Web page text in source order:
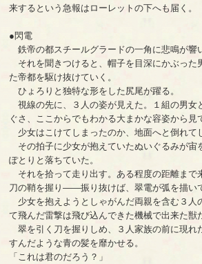
来するという急報はローレットの下へも届く。
●閃電
鉄帝の都スチールグラードの一角に悲鳴が響
それを聞きつけると、帽子を目深にかぶった
た帝都を駆け抜けていく。
ひょろりと独特な形をした尻尾が躍る。
視線の先に、３人の姿が見えた。１組の男女
ぐさ、ここからでもわかる大まかな容姿から見
少女はこけてしまったのか、地面へと倒れて
その拍子に少女が抱えていたぬいぐるみが宙
ぽとりと落ちていた。
それを拾って走り出す。ある程度の距離まで
刀の鞘を握り――振り抜けば、翠電が弧を描い
少女を抱えようとしゃがんだ両親を含む３人
て飛んだ雷撃は飛び込んできた機械で出来た獣
翠を引く刀を握りしめ、３人家族の前に現れ
すんだような青の髪を靡かせる。
「これは君のだろう？」